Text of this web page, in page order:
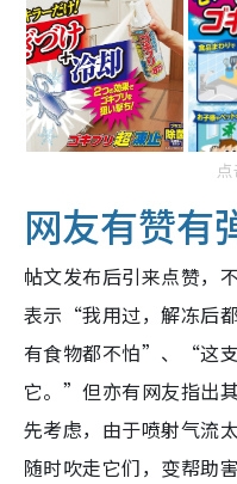
网友有赞有
帖文发布后引来点赞，
表示“我用过，解冻后
有食物都不怕”、“这
它。”但亦有网友指出
先考虑，由于喷射气流
随时吹走它们，变帮助